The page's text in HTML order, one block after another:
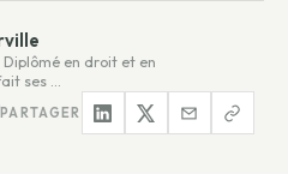
en droit et en
ses …
PARTAGER